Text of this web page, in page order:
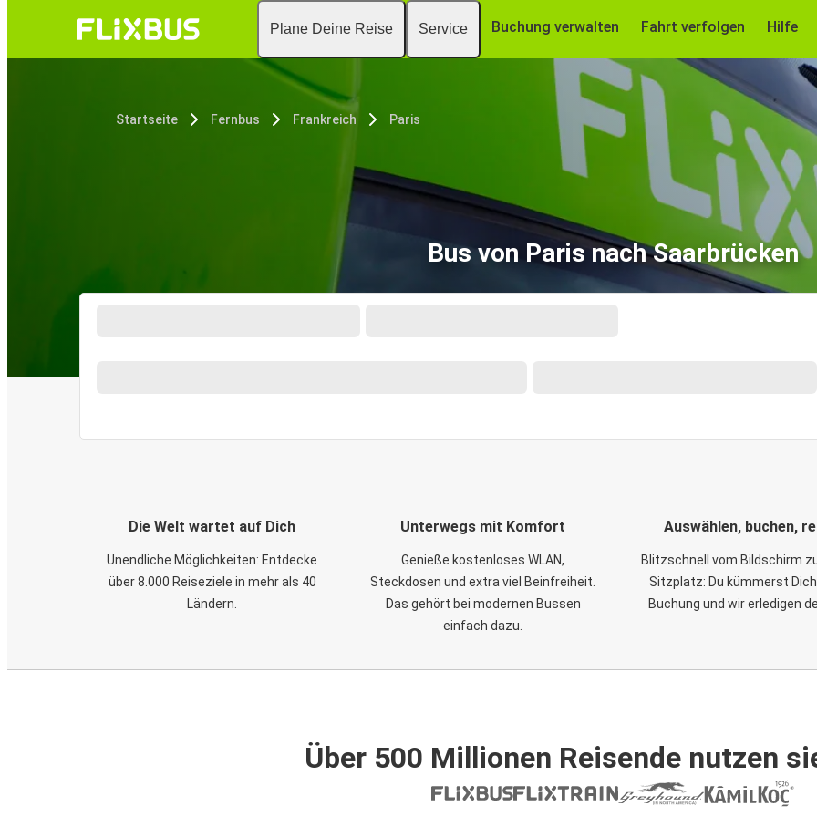
Plane Deine Reise Service Buchung verwalten Fahrt verfolgen Hilfe
Startseite Fernbus Frankreich Paris
Bus von Paris nach Saarbrücken
Die Welt wartet auf Dich
Unendliche Möglichkeiten: Entdecke
über 8.000 Reiseziele in mehr als 40
Ländern.
Unterwegs mit Komfort
Genieße kostenloses WLAN,
Steckdosen und extra viel Beinfreiheit.
Das gehört bei modernen Bussen
einfach dazu.
Auswählen, buchen,
Blitzschnell vom Bildschirm
Sitzplatz: Du kümmerst
Buchung und wir erledigen
Über 500 Millionen Reisende nutzen